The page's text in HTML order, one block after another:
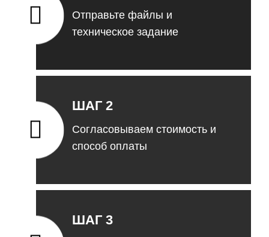
Отправьте файлы и
техническое задание
ШАГ 2
Согласовываем стоимость и
способ оплаты
ШАГ 3